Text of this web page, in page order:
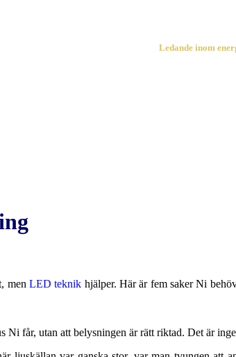
Ledande inom
men LED teknik hjälper. Här är fem saker Ni
får, utan att belysningen är rätt riktad. Det är